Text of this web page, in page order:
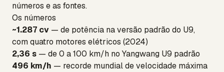
números e as fontes.
Os números
~1.287 cv — de potência na versão padrão do U9,
com quatro motores elétricos (2024)
2,36 s — de 0 a 100 km/h no Yangwang U9 padrão
496 km/h — recorde mundial de velocidade máxima